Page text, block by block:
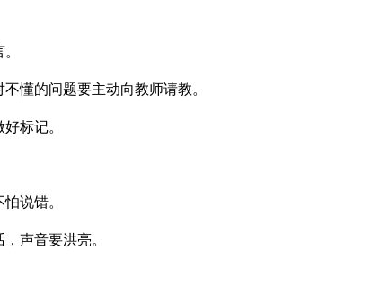
懂的问题要主动向教师请教。
标记。
说错。
声音要洪亮。